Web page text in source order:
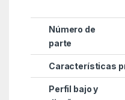
Número de
parte
Características
Perfil bajo y